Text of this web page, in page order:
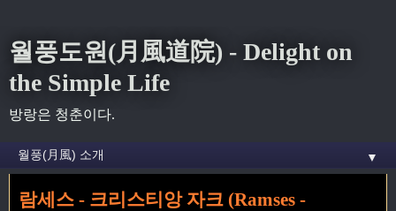
월풍도원(月風道院) - Delight on
the Simple Life
방랑은 청춘이다.
▼
홈» christian jacq 꼬리가 달린 글
람세스 - 크리스티앙 자크 (Ramses -